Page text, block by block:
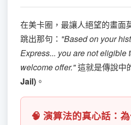
在美卡圈，最讓人絕望的畫面
跳出那句： "Based on your
Express... you are not eligible
welcome offer."這就是傳說中
Jail) 。
🧠 演算法的真心話：